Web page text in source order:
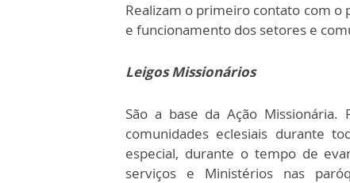
Realizam o primeiro contato com o
e funcionamento dos setores e
Leigos Missionários
São a base da Ação Missionária.
comunidades eclesiais durante
especial, durante o tempo de
serviços e Ministérios nas